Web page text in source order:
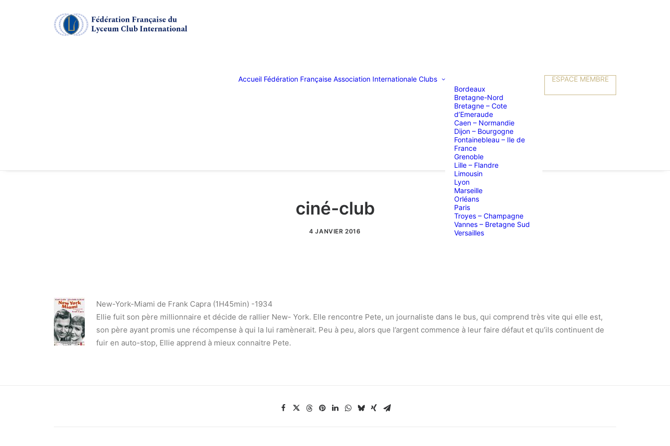
Accueil Fédération Française Association Internationale Clubs
Bordeaux
Bretagne-Nord
Bretagne – Cote
d’Emeraude
Caen – Normandie
Dijon – Bourgogne
Fontainebleau – Ile de
France
Grenoble
Lille – Flandre
Limousin
Lyon
Marseille
Orléans
Paris
Troyes – Champagne
Vannes – Bretagne Sud
Versailles
ESPACE MEMBRE
ciné-club
4 JANVIER 2016
New-York-Miami de Frank Capra (1H45min) -1934
Ellie fuit son père millionnaire et décide de rallier New- York. Elle rencontre Pete, un journaliste dans le bus, qui comprend très vite qui elle est,
son père ayant promis une récompense à qui la lui ramènerait. Peu à peu, alors que l’argent commence à leur faire défaut et qu’ils continuent de
fuir en auto-stop, Ellie apprend à mieux connaitre Pete.